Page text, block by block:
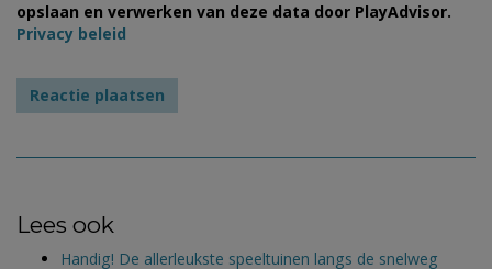
opslaan en verwerken van deze data door PlayAdvisor.
Privacy beleid
Lees ook
Handig! De allerleukste speeltuinen langs de snelweg